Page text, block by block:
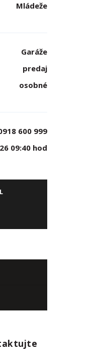
Mládeže
Garáže
predaj
osobné
600 999
09:40 hod